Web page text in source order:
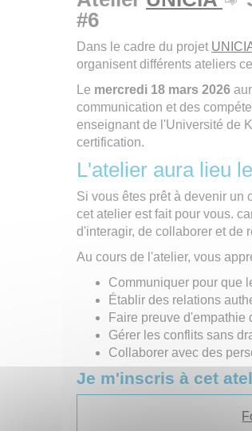
#6
Dans le cadre du projet
organisent différents ateliers
Le mercredi 18 mars 2026
communication et des
enseignant de l'Université de
certification.
L'atelier aura lieu
Si vous êtes prêt à devenir un
cet atelier est fait pour vous.
d'interagir, de collaborer et de
Au cours de l'atelier, vous
Communiquer pour que
Établir des relations
Faire preuve d'empathie
Gérer les conflits sans
Collaborer avec des
Je m'inscris à cet